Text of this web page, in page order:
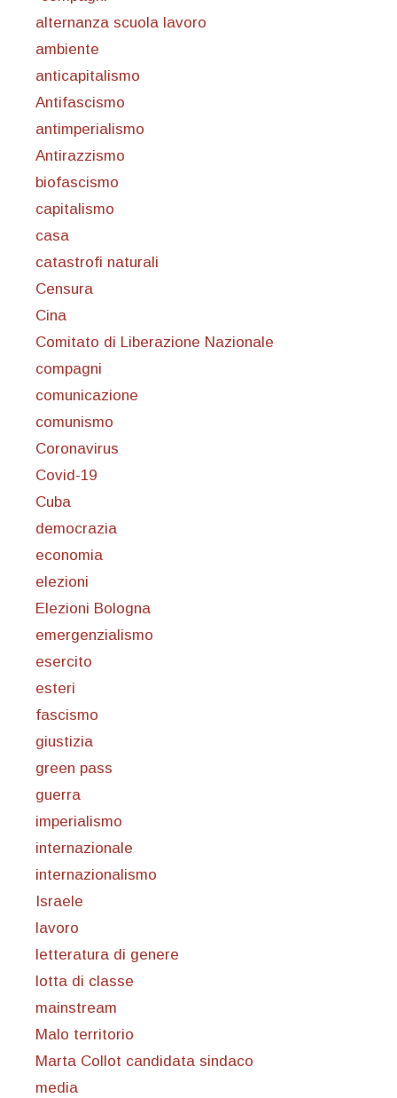
alternanza scuola lavoro
ambiente
anticapitalismo
Antifascismo
antimperialismo
Antirazzismo
biofascismo
capitalismo
casa
catastrofi naturali
Censura
Cina
Comitato di Liberazione Nazionale
compagni
comunicazione
comunismo
Coronavirus
Covid-19
Cuba
democrazia
economia
elezioni
Elezioni Bologna
emergenzialismo
esercito
esteri
fascismo
giustizia
green pass
guerra
imperialismo
internazionale
internazionalismo
Israele
lavoro
letteratura di genere
lotta di classe
mainstream
Malo territorio
Marta Collot candidata sindaco
media